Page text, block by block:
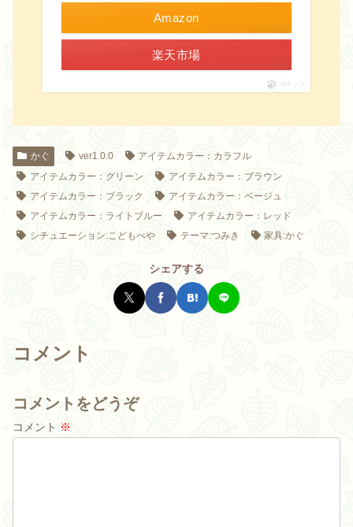
Amazon
楽天市場
ポチップ
かぐ ver1.0.0
アイテムカラー：カラフル
アイテムカラー：グリーン
アイテムカラー：ブラウン
アイテムカラー：ブラック
アイテムカラー：ベージュ
アイテムカラー：ライトブルー
アイテムカラー：レッド
シチュエーション:こどもべや
テーマ:つみき 家具:かぐ
シェアする
コメント
コメントをどうぞ
コメント ※